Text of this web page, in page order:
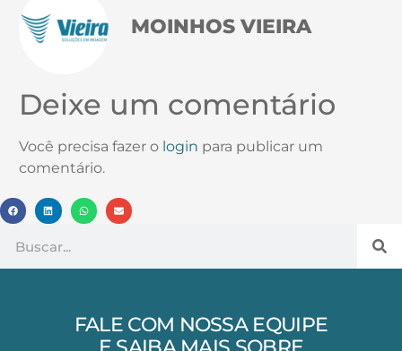
MOINHOS VIEIRA
Deixe um comentário
Você precisa fazer o login para publicar um
comentário.
FALE COM NOSSA EQUIPE